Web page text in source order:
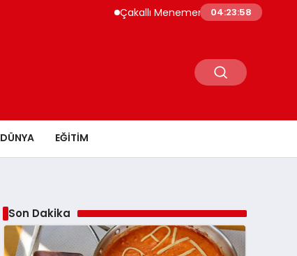
Çakallı Menemeni Neden Meşhur?
04:23:59
DÜNYA EĞITIM
Son Dakika